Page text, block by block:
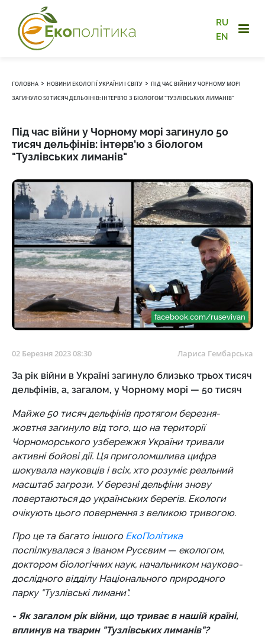
RU
EN
ГОЛОВНА › НОВИНИ ЕКОЛОГІЇ УКРАЇНИ І СВІТУ › ПІД ЧАС ВІЙНИ У ЧОРНОМУ МОРІ
ЗАГИНУЛО 50 ТИСЯЧ ДЕЛЬФІНІВ: ІНТЕРВ'Ю З БІОЛОГОМ "ТУЗЛІВСЬКИХ ЛИМАНІВ"
Під час війни у Чорному морі загинуло 50
тисяч дельфінів: інтерв'ю з біологом
"Тузлівських лиманів"
facebook.com/rusevivan
02 Березня 2023 08:30 Лариса Гембарська
За рік війни в Україні загинуло близько трьох тисяч
дельфінів, а, загалом, у Чорному морі — 50 тисяч
Майже 50 тисяч дельфінів протягом березня-
жовтня загинуло від того, що на території
Чорноморського узбережжя України тривали
активні бойові дії. Ця приголомшлива цифра
шокувала науковців і всіх, хто розуміє реальний
масштаб загрози. У березні дельфіни знову
повертаються до українських берегів. Екологи
очікують цього повернення з великою тривогою.
Про це та багато іншого ЕкоПолітика
поспілкувалася з Іваном Русєвим — екологом,
доктором біологічних наук, начальником науково-
дослідного відділу Національного природного
парку "Тузлівські лимани".
- Як загалом рік війни, що триває в нашій країні,
вплинув на тварин "Тузлівських лиманів"?